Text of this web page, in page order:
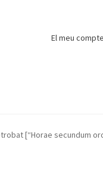
El meu compte
Protecció de dades
[“Horae secundum